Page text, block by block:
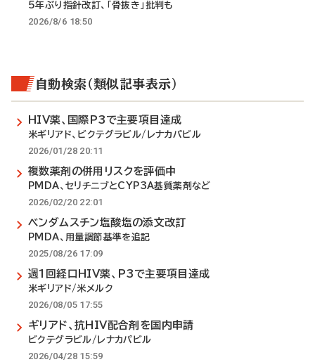
5年ぶり指針改訂、「骨抜き」批判も
2026/8/6 18:50
自動検索（類似記事表示）
HIV薬、国際P3で主要項目達成
米ギリアド、ビクテグラビル/レナカパビル
2026/01/28 20:11
複数薬剤の併用リスクを評価中
PMDA、セリチニブとCYP3A基質薬剤など
2026/02/20 22:01
ベンダムスチン塩酸塩の添文改訂
PMDA、用量調節基準を追記
2025/08/26 17:09
週1回経口HIV薬、P3で主要項目達成
米ギリアド/米メルク
2026/08/05 17:55
ギリアド、抗HIV配合剤を国内申請
ビクテグラビル/レナカパビル
2026/04/28 15:59